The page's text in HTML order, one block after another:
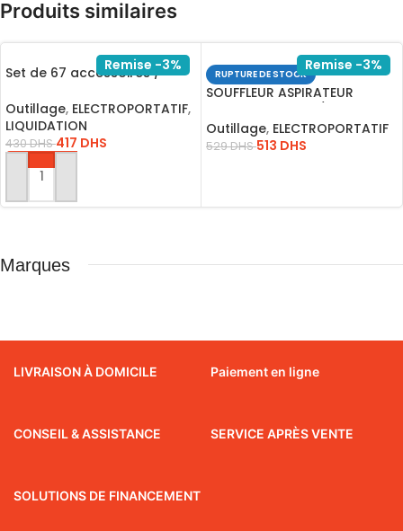
Produits similaires
Remise -3%
Set de 67 accessoires /
Outillage, ELECTROPORTATIF,
LIQUIDATION
430DHS 417 DHS
AJOUTER AU PANIER
Remise -3%
RUPTURE DE STOCK
SOUFFLEUR ASPIRATEUR
Outillage, ELECTROPORTATIF
529DHS 513 DHS
Marques
LIVRAISON À DOMICILE Paiement en ligne
CONSEIL & ASSISTANCE SERVICE APRÈS VENTE
SOLUTIONS DE FINANCEMENT